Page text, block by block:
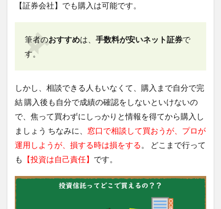
【証券会社】でも購入は可能です。
筆者のおすすめは、 手数料が安いネット証券で
す。
しかし、相談できる人もいなくて、購入まで自分で完
結 購入後も自分で成績の確認をしないといけないの
で、焦って買わずにしっかりと情報を得てから購入し
ましょう ちなみに、 窓口で相談して買おうが、プロが
運用しようが、損する時は損をする 。 どこまで行って
も
【投資は自己責任】 です。